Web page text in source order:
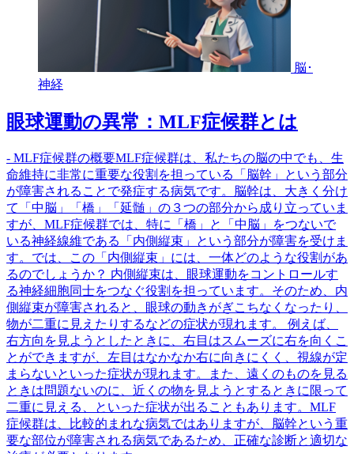
脳･
神経
眼球運動の異常：MLF症候群とは
- MLF症候群の概要MLF症候群は、私たちの脳の中でも、生
命維持に非常に重要な役割を担っている「脳幹」という部分
が障害されることで発症する病気です。脳幹は、大きく分け
て「中脳」「橋」「延髄」の３つの部分から成り立っていま
すが、MLF症候群では、特に「橋」と「中脳」をつないで
いる神経線維である「内側縦束」という部分が障害を受けま
す。では、この「内側縦束」には、一体どのような役割があ
るのでしょうか？ 内側縦束は、眼球運動をコントロールす
る神経細胞同士をつなぐ役割を担っています。そのため、内
側縦束が障害されると、眼球の動きがぎこちなくなったり、
物が二重に見えたりするなどの症状が現れます。 例えば、
右方向を見ようとしたときに、右目はスムーズに右を向くこ
とができますが、左目はなかなか右に向きにくく、視線が定
まらないといった症状が現れます。また、遠くのものを見る
ときは問題ないのに、近くの物を見ようとするときに限って
二重に見える、といった症状が出ることもあります。MLF
症候群は、比較的まれな病気ではありますが、脳幹という重
要な部位が障害される病気であるため、正確な診断と適切な